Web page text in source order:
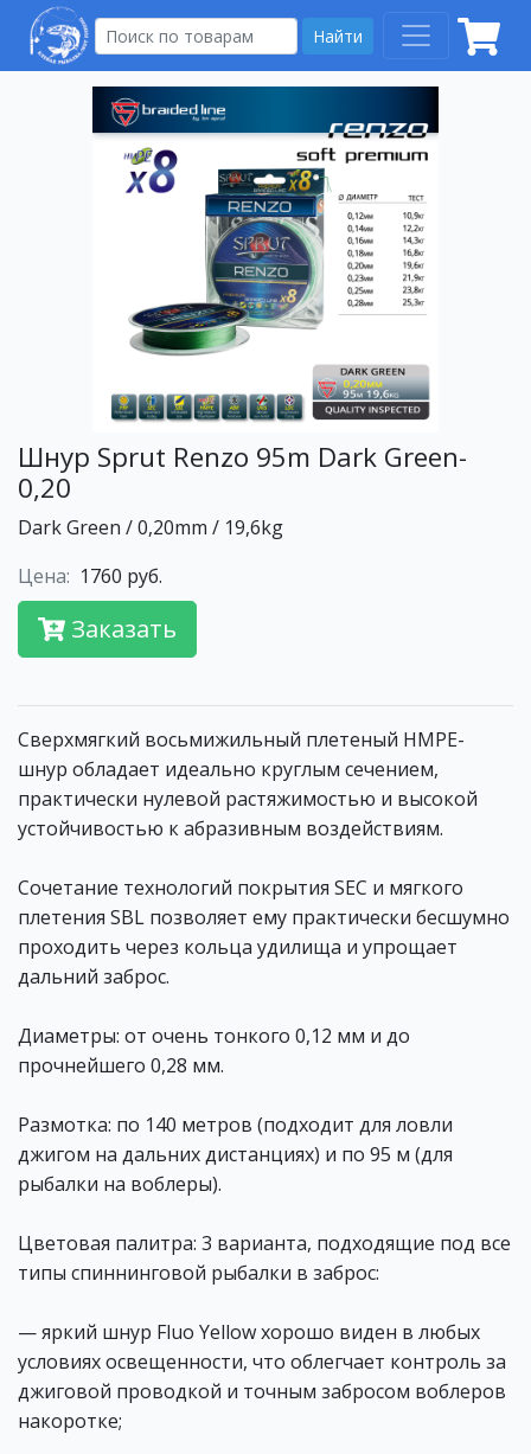
Найти
Шнур Sprut Renzo 95m Dark Green-
0,20
Dark Green / 0,20mm / 19,6kg
Цена: 1760 руб.
Заказать
Сверхмягкий восьмижильный плетеный HMPE-
шнур обладает идеально круглым сечением,
практически нулевой растяжимостью и высокой
устойчивостью к абразивным воздействиям.
Сочетание технологий покрытия SEC и мягкого
плетения SBL позволяет ему практически бесшумно
проходить через кольца удилища и упрощает
дальний заброс.
Диаметры: от очень тонкого 0,12 мм и до
прочнейшего 0,28 мм.
Размотка: по 140 метров (подходит для ловли
джигом на дальних дистанциях) и по 95 м (для
рыбалки на воблеры).
Цветовая палитра: 3 варианта, подходящие под все
типы спиннинговой рыбалки в заброс:
— яркий шнур Fluo Yellow хорошо виден в любых
условиях освещенности, что облегчает контроль за
джиговой проводкой и точным забросом воблеров
накоротке;